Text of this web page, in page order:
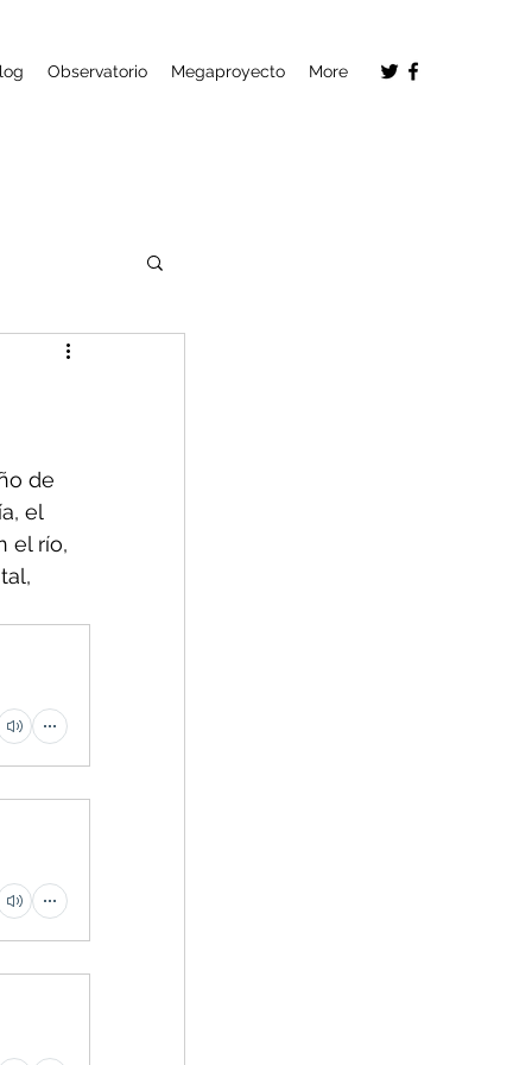
Observatorio Megaproyecto More
de
el
el río,